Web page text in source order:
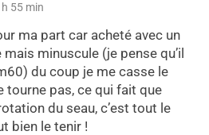
55 min
ma part car acheté avec un
minuscule (je pense qu’il
du coup je me casse le
tourne pas, ce qui fait que
du seau, c’est tout le
bien le tenir !